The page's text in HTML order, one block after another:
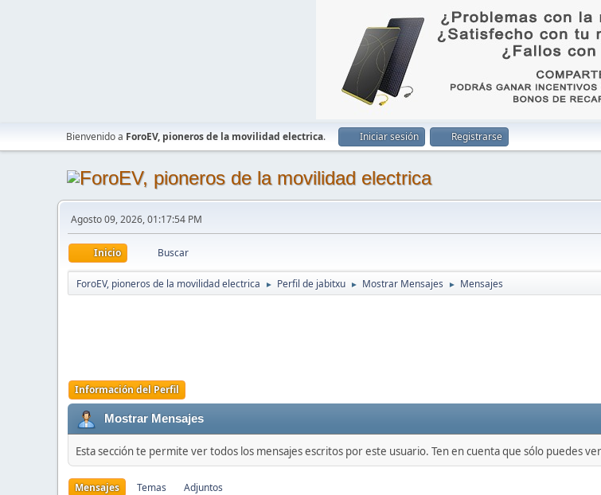
Bienvenido a ForoEV, pioneros de la movilidad electrica. Iniciar sesión Registrarse
Agosto 09, 2026, 01:17:54 PM
Inicio Buscar
ForoEV, pioneros de la movilidad electrica ► Perfil de jabitxu ► Mostrar Mensajes ► Mensajes
Información del Perfil
Mostrar Mensajes
Esta sección te permite ver todos los mensajes escritos por este usuario. Ten en cuenta que sólo puedes
Mensajes Temas Adjuntos